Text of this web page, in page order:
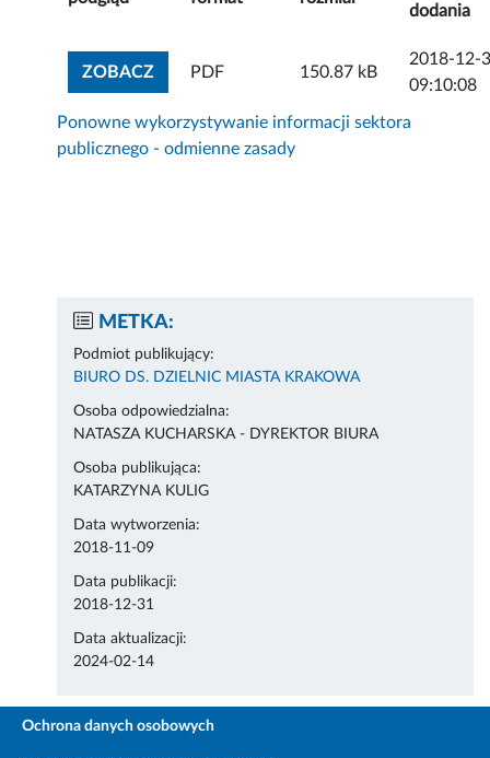
dodania
ZOBACZZOBACZ ZAŁĄCZNIK
PDF 150.87 kB
2018-12-
09:10:08
Ponowne wykorzystywanie informacji sektora
publicznego - odmienne zasady
METKA:
Podmiot publikujący:
BIURO DS. DZIELNIC MIASTA KRAKOWA
Osoba odpowiedzialna:
NATASZA KUCHARSKA - DYREKTOR BIURA
Osoba publikująca:
KATARZYNA KULIG
Data wytworzenia:
2018-11-09
Data publikacji:
2018-12-31
Data aktualizacji:
2024-02-14
Ochrona danych osobowych